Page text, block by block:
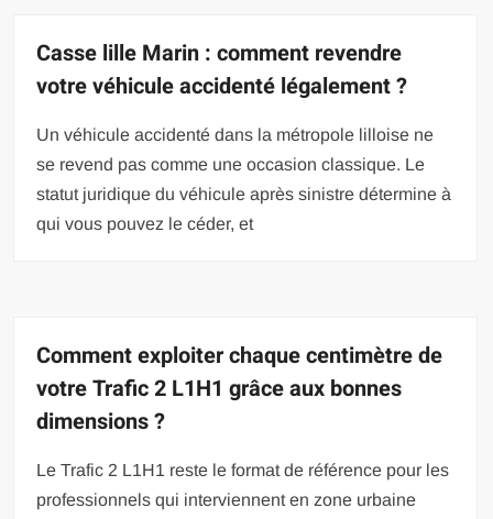
Casse lille Marin : comment revendre
votre véhicule accidenté légalement ?
Un véhicule accidenté dans la métropole lilloise ne
se revend pas comme une occasion classique. Le
statut juridique du véhicule après sinistre détermine à
qui vous pouvez le céder, et
Comment exploiter chaque centimètre de
votre Trafic 2 L1H1 grâce aux bonnes
dimensions ?
Le Trafic 2 L1H1 reste le format de référence pour les
professionnels qui interviennent en zone urbaine